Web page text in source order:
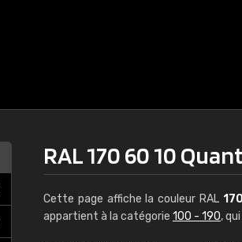
RAL 170 60 10
Cette page affiche la couleur RAL
appartient à la catégorie 100 - 190,